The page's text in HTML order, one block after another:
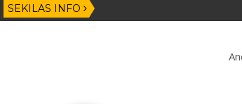
SEKILAS INFO 4 bulan yang